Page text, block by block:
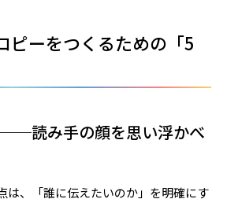
ピーをつくるための「5
読み手の顔を思い浮かべ
は、「誰に伝えたいのか」を明確にす